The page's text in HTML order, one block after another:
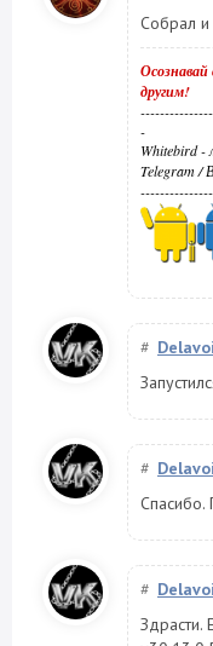
Собрал
другим!
-
Whitebird -
Telegram/
#
#
Спасибо.
#
Здрасти.